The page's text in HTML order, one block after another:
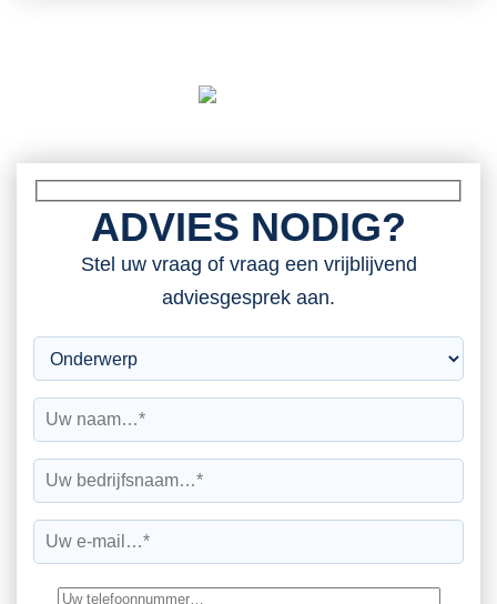
ADVIES NODIG?
Stel uw vraag of vraag een vrijblijvend
adviesgesprek aan.